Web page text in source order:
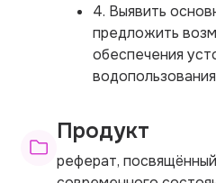
4. Выявить
предложить
обеспечения
Продукт
реферат,